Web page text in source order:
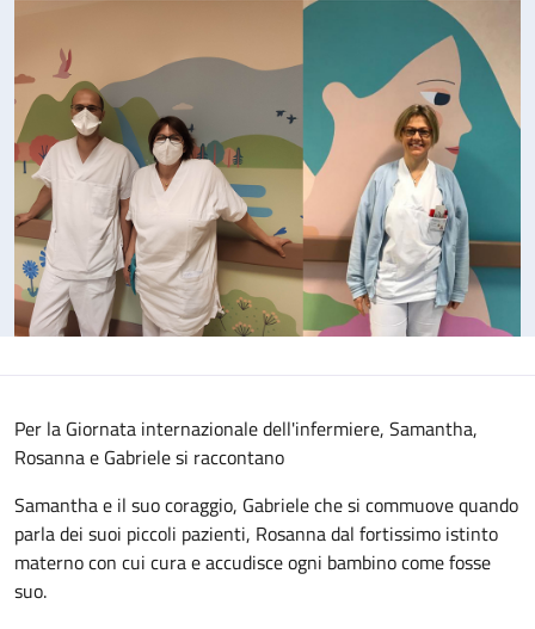
Per la Giornata internazionale dell'infermiere, Samantha,
Rosanna e Gabriele si raccontano
Samantha e il suo coraggio, Gabriele che si commuove quando
parla dei suoi piccoli pazienti, Rosanna dal fortissimo istinto
materno con cui cura e accudisce ogni bambino come fosse
suo.